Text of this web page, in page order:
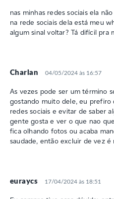
nas minhas redes sociais ela
na rede sociais dela está meu
algum sinal voltar? Tá difícil pra
Charlan 04/05/2024 às 16:57
As vezes pode ser um término
gostando muito dele, eu prefiro
redes sociais e evitar de saber
gente gosta e ver o que nao
fica olhando fotos ou acaba
saudade, então excluir de vez é
euraycs 17/04/2024 às 18:51